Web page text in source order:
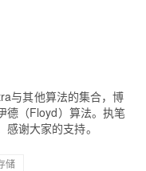
与其他算法的集合，博
德（Floyd）算法。执笔
感谢大家的支持。
储